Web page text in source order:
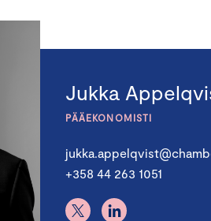
Jukka
PÄÄEKONOMISTI
+358 44 263 1051